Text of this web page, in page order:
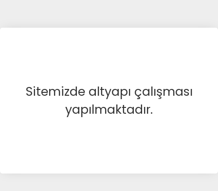
Sitemizde altyapı çalışması
yapılmaktadır.